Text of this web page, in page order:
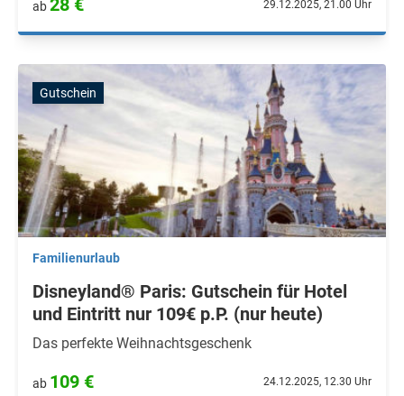
ab28 € 29.12.2025, 21.00 Uhr
Gutschein
Familienurlaub
Disneyland® Paris: Gutschein für Hotel
und Eintritt nur 109€ p.P. (nur heute)
Das perfekte Weihnachtsgeschenk
ab 109 € 24.12.2025, 12.30 Uhr